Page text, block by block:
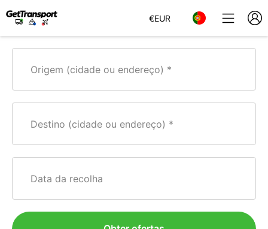
€EUR
Origem (cidade ou endereço)
Destino (cidade ou endereço)
Data da recolha